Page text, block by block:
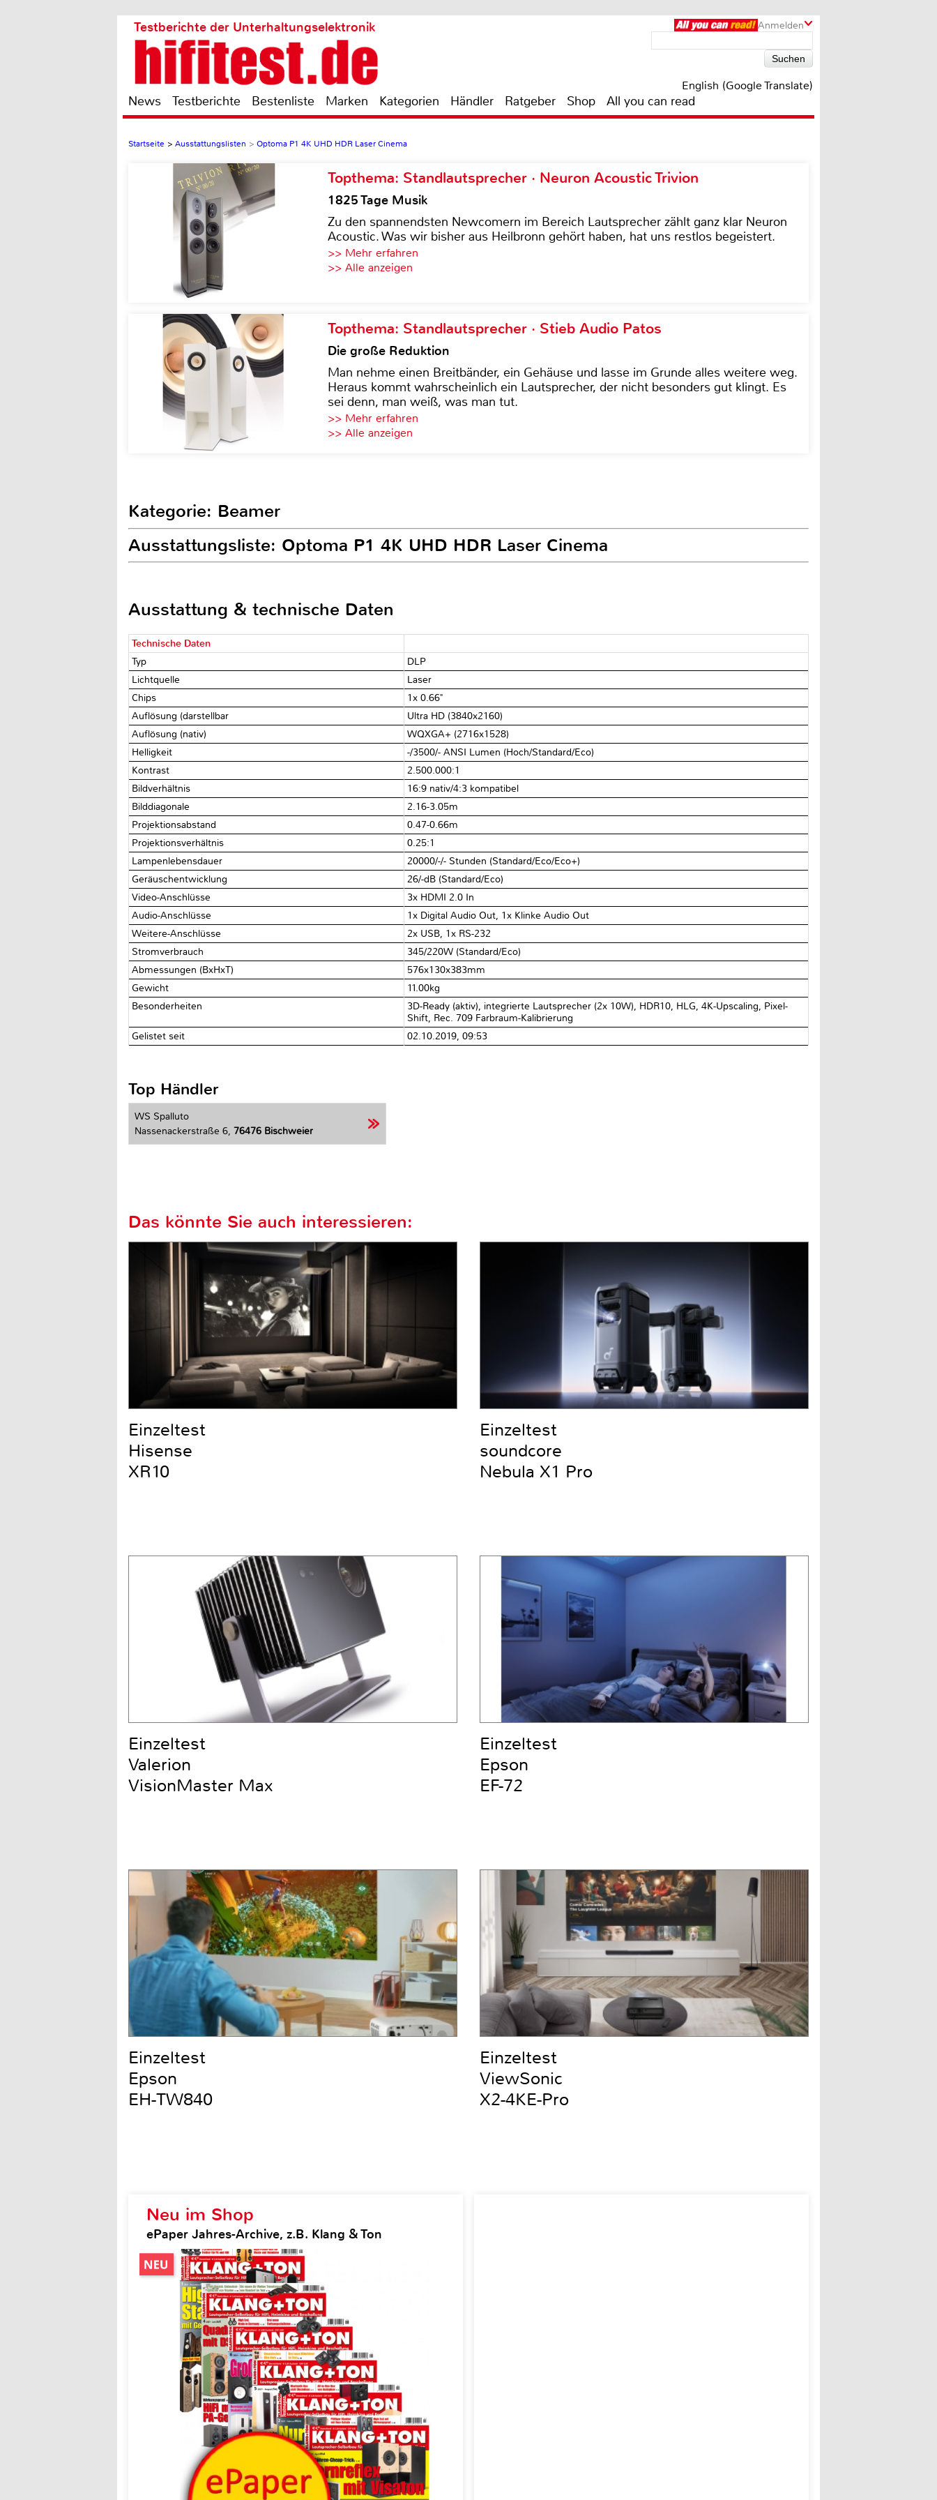
Anmelden
Testberichte der Unterhaltungselektronik
English (Google Translate)
News Testberichte Bestenliste Marken Kategorien Händler Ratgeber Shop All you can read
Startseite > Ausstattungslisten > Optoma P1 4K UHD HDR Laser Cinema
Topthema: Standlautsprecher · Neuron Acoustic Trivion
1825 Tage Musik
Zu den spannendsten Newcomern im Bereich Lautsprecher zählt ganz klar Neuron
Acoustic. Was wir bisher aus Heilbronn gehört haben, hat uns restlos begeistert.
>> Mehr erfahren
>> Alle anzeigen
Topthema: Standlautsprecher · Stieb Audio Patos
Die große Reduktion
Man nehme einen Breitbänder, ein Gehäuse und lasse im Grunde alles weitere weg.
Heraus kommt wahrscheinlich ein Lautsprecher, der nicht besonders gut klingt. Es
sei denn, man weiß, was man tut.
>> Mehr erfahren
>> Alle anzeigen
Kategorie: Beamer
Ausstattungsliste: Optoma P1 4K UHD HDR Laser Cinema
Ausstattung & technische Daten
Technische Daten
Typ
DLP
Lichtquelle
Laser
Chips
1x 0.66"
Auflösung (darstellbar
Ultra HD (3840x2160)
Auflösung (nativ)
WQXGA+ (2716x1528)
Helligkeit
-/​3500/​- ANSI Lumen (Hoch/​Standard/​Eco)
Kontrast
2.500.000:1
Bildverhältnis
16:9 nativ/​4:3 kompatibel
Bilddiagonale
2.16-3.05m
Projektionsabstand
0.47-0.66m
Projektionsverhältnis
0.25:1
Lampenlebensdauer
20000/​-/​- Stunden (Standard/​Eco/​Eco+)
Geräuschentwicklung
26/​-dB (Standard/​Eco)
Video-Anschlüsse
3x HDMI 2.0 In
Audio-Anschlüsse
1x Digital Audio Out, 1x Klinke Audio Out
Weitere-Anschlüsse
2x USB, 1x RS-232
Stromverbrauch
345/​220W (Standard/​Eco)
Abmessungen (BxHxT)
576x130x383mm
Gewicht
11.00kg
Besonderheiten
3D-Ready (aktiv), integrierte Lautsprecher (2x 10W), HDR10, HLG, 4K-Upscaling, Pixel-
Shift, Rec. 709 Farbraum-Kalibrierung
Gelistet seit
02.10.2019, 09:53
Top Händler
WS Spalluto
Nassenackerstraße 6, 76476 Bischweier
Neu im Shop
ePaper Jahres-Archive, z.B. Klang & Ton
Das könnte Sie auch interessieren:
Einzeltest
Hisense
XR10
Einzeltest
soundcore
Nebula X1 Pro
Einzeltest
Valerion
VisionMaster Max
Einzeltest
Epson
EF-72
Einzeltest
Epson
EH-TW840
Einzeltest
ViewSonic
X2-4KE-Pro